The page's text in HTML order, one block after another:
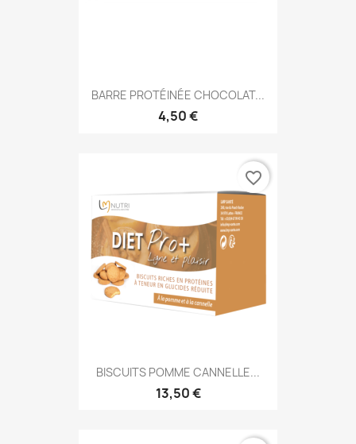
BARRE PROTÉINÉE CHOCOLAT...
4,50 €
BISCUITS POMME CANNELLE...
13,50 €
favorite_border